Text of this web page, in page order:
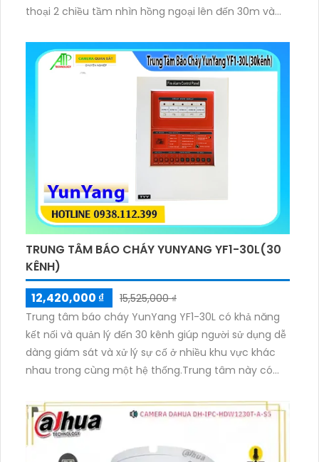
thoại 2 chiều tầm nhìn hồng ngoại lên đến 30m và
đêm với chuẩn IP67 camera còn tích hợp tính năng
phát hiện thông minh và cảnh báo bằng còi và đèn
chớp phù hợp cho công trình kho hàng, nhà xưởng
TRUNG TÂM BÁO CHÁY YUNYANG YF1-30L(30
KÊNH)
12,420,000 ₫
15,525,000 ₫
Trung tâm báo cháy YunYang YF1-30L có khả năng
kết nối và quản lý đến 30 kênh giúp người sử dụng dễ
dàng giám sát và xử lý sự cố ở nhiều khu vực khác
nhau trong cùng một hệ thống.Trung tâm này có
báo động, đèn cảnh báo hoặc hệ thống chữa cháy
tự động giúp tăng cường hiệu quả ứng phó sự cố.